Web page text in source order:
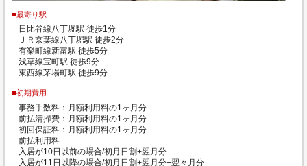
■最寄り駅
日比谷線八丁堀駅 徒歩1分
ＪＲ京葉線八丁堀駅 徒歩2分
有楽町線新富駅 徒歩5分
浅草線宝町駅 徒歩9分
東西線茅場町駅 徒歩9分
■初期費用
事務手数料：月額利用料の1ヶ月分
前払清掃費：月額利用料の1ヶ月分
初回保証料：月額利用料の1ヶ月分
前払利用料
入居が10日以前の場合/初月日割+翌月分
入居が11日以降の場合/初月日割+翌月分+翌々月分